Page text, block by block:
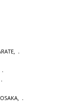
OSAKA,